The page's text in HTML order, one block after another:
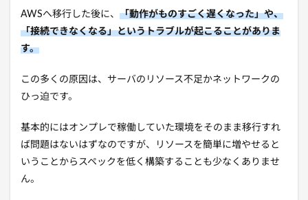
AWSへ移行した後に、 「動作がものすごく遅くなった」や、
「接続できなくなる」というトラブルが起こることがありま
す。
この多くの原因は、サーバのリソース不足かネットワークの
ひっ迫です。
基本的にはオンプレで稼働していた環境をそのまま移行すれ
ば問題はないはずなのですが、リソースを簡単に増やせると
いうことからスペックを低く構築することも少なくありませ
ん。